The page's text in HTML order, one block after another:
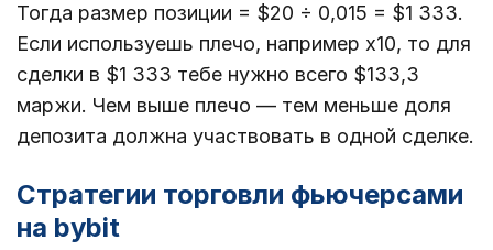
Тогда размер позиции = $20 ÷ 0,015 = $1 333.
Если используешь плечо, например х10, то для
сделки в $1 333 тебе нужно всего $133,3
маржи. Чем выше плечо — тем меньше доля
депозита должна участвовать в одной сделке.
Стратегии торговли фьючерсами
на bybit